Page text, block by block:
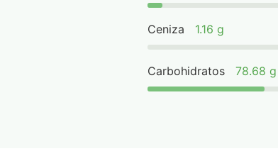
Ceniza 1.16 g
Carbohidratos 78.68 g